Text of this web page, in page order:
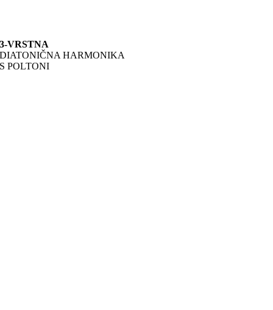
3-VRSTNA
DIATONIČNA HARMONIKA
S POLTONI